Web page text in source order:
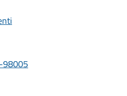
98005